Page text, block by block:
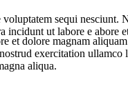
sequi nesciunt.
ut labore e abore
et dolore magnam
exercitation
aliqua.